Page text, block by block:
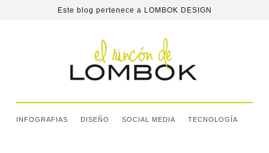
Este blog pertenece a LOMBOK DESIGN
INFOGRAFIAS DISEÑO SOCIAL MEDIA TECNOLOGÍA